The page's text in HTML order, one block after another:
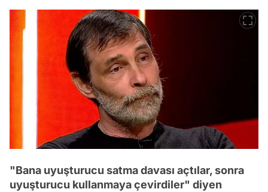
"Bana uyuşturucu satma davası açtılar, sonra
uyuşturucu kullanmaya çevirdiler" diyen